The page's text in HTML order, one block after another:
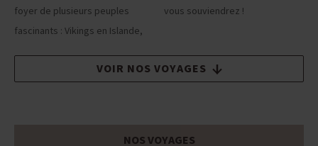
foyer de plusieurs peuples
fascinants : Vikings en Islande,
vous souviendrez !
VOIR NOS VOYAGES
NOS VOYAGES